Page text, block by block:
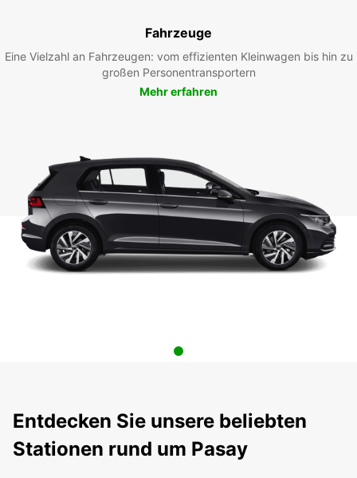
Fahrzeuge
Eine Vielzahl an Fahrzeugen: vom effizienten Kleinwagen bis hin zu
großen Personentransportern
Mehr erfahren
Entdecken Sie unsere beliebten
Stationen rund um Pasay